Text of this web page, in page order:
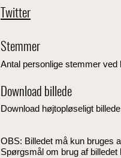
Twitter
Stemmer
Antal personlige stemmer
Download billede
Download højtopløseligt
OBS: Billedet må kun bruges
Spørgsmål om brug af billedet